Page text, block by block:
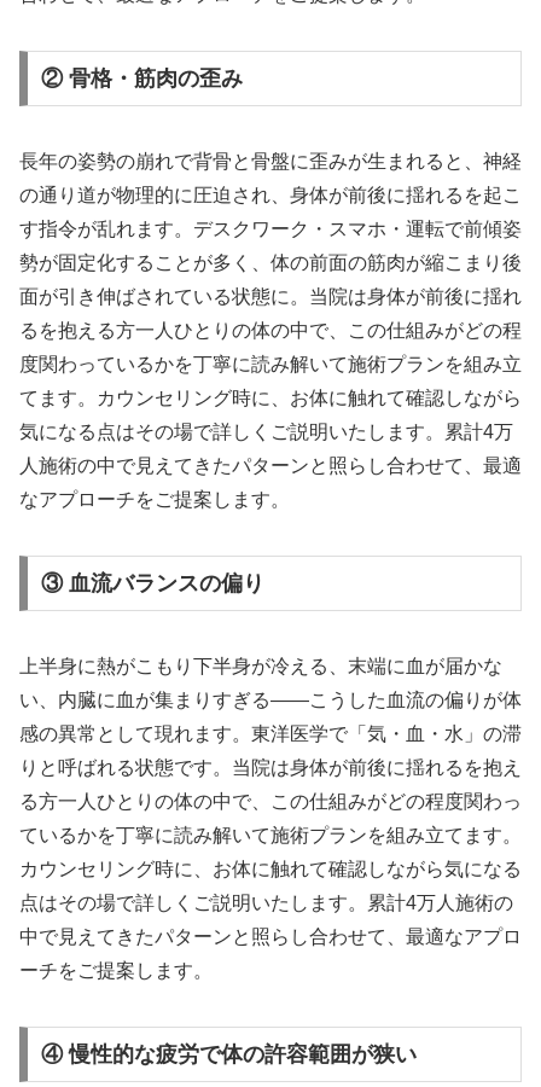
② 骨格・筋肉の歪み
長年の姿勢の崩れで背骨と骨盤に歪みが生まれると、神経
の通り道が物理的に圧迫され、身体が前後に揺れるを起こ
す指令が乱れます。デスクワーク・スマホ・運転で前傾姿
勢が固定化することが多く、体の前面の筋肉が縮こまり後
面が引き伸ばされている状態に。当院は身体が前後に揺れ
るを抱える方一人ひとりの体の中で、この仕組みがどの程
度関わっているかを丁寧に読み解いて施術プランを組み立
てます。カウンセリング時に、お体に触れて確認しながら
気になる点はその場で詳しくご説明いたします。累計4万
人施術の中で見えてきたパターンと照らし合わせて、最適
なアプローチをご提案します。
③ 血流バランスの偏り
上半身に熱がこもり下半身が冷える、末端に血が届かな
い、内臓に血が集まりすぎる——こうした血流の偏りが体
感の異常として現れます。東洋医学で「気・血・水」の滞
りと呼ばれる状態です。当院は身体が前後に揺れるを抱え
る方一人ひとりの体の中で、この仕組みがどの程度関わっ
ているかを丁寧に読み解いて施術プランを組み立てます。
カウンセリング時に、お体に触れて確認しながら気になる
点はその場で詳しくご説明いたします。累計4万人施術の
中で見えてきたパターンと照らし合わせて、最適なアプロ
ーチをご提案します。
④ 慢性的な疲労で体の許容範囲が狭い